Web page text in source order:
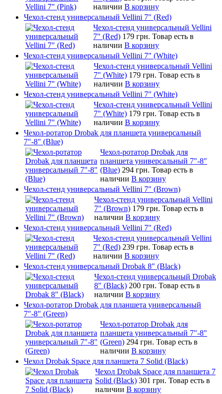
наличии В корзину
Чехол-стенд универсальный Vellini 7" (Red)
Чехол-стенд универсальный Vellini
7" (Red) 179 грн. Товар есть в
наличии В корзину
Чехол-стенд универсальный Vellini 7" (White)
Чехол-стенд универсальный Vellini
7" (White) 179 грн. Товар есть в
наличии В корзину
Чехол-стенд универсальный Vellini 7" (White)
Чехол-стенд универсальный Vellini
7" (White) 179 грн. Товар есть в
наличии В корзину
Чехол-ротатор Drobak для планшета универсальный
7"-8" (Blue)
Чехол-ротатор Drobak для
планшета универсальный 7"-8"
(Blue) 294 грн. Товар есть в
наличии В корзину
Чехол-стенд универсальный Vellini 7" (Brown)
Чехол-стенд универсальный Vellini
7" (Brown) 179 грн. Товар есть в
наличии В корзину
Чехол-стенд универсальный Vellini 7" (Red)
Чехол-стенд универсальный Vellini
7" (Red) 239 грн. Товар есть в
наличии В корзину
Чехол-стенд универсальный Drobak 8" (Black)
Чехол-стенд универсальный Drobak
8" (Black) 200 грн. Товар есть в
наличии В корзину
Чехол-ротатор Drobak для планшета универсальный
7"-8" (Green)
Чехол-ротатор Drobak для
планшета универсальный 7"-8"
(Green) 294 грн. Товар есть в
наличии В корзину
Чехол Drobak Space для планшета 7 Solid (Black)
Чехол Drobak Space для планшета 7
Solid (Black) 301 грн. Товар есть в
наличии В корзину